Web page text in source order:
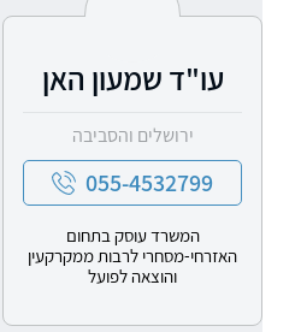
עו"ד שמעון האן
ירושלים והסביבה
055-4532799
המשרד עוסק בתחום
האזרחי-מסחרי לרבות ממקרקעין
והוצאה לפועל